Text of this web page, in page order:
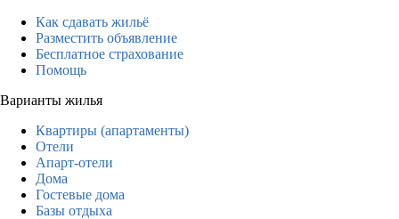
Как сдавать жильё
Разместить объявление
Бесплатное страхование
Помощь
Варианты жилья
Квартиры (апартаменты)
Отели
Апарт-отели
Дома
Гостевые дома
Базы отдыха